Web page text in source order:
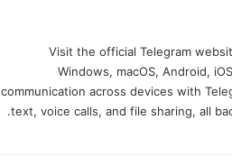
Visit the official Telegram
Windows, macOS, Android,
communication across devices with
text, voice calls, and file sharing, all